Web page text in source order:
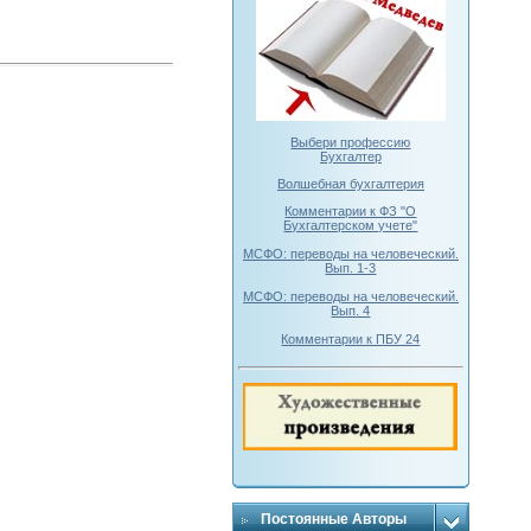
Выбери профессию
Бухгалтер
Волшебная бухгалтерия
Комментарии к ФЗ "О
Бухгалтерском учете"
МСФО: переводы на человеческий.
Вып. 1-3
МСФО: переводы на человеческий.
Вып. 4
Комментарии к ПБУ 24
Постоянные Авторы